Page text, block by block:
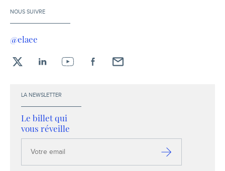
NOUS SUIVRE
@elaee
LA NEWSLETTER
Le billet qui
vous réveille
email
S’inscrire